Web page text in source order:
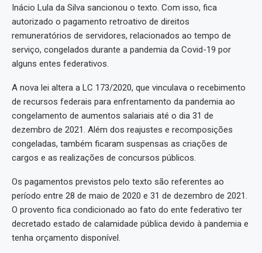
Inácio Lula da Silva sancionou o texto. Com isso, fica
autorizado o pagamento retroativo de direitos
remuneratórios de servidores, relacionados ao tempo de
serviço, congelados durante a pandemia da Covid-19 por
alguns entes federativos.
A nova lei altera a LC 173/2020, que vinculava o recebimento
de recursos federais para enfrentamento da pandemia ao
congelamento de aumentos salariais até o dia 31 de
dezembro de 2021. Além dos reajustes e recomposições
congeladas, também ficaram suspensas as criações de
cargos e as realizações de concursos públicos.
Os pagamentos previstos pelo texto são referentes ao
período entre 28 de maio de 2020 e 31 de dezembro de 2021.
O provento fica condicionado ao fato do ente federativo ter
decretado estado de calamidade pública devido à pandemia e
tenha orçamento disponível.